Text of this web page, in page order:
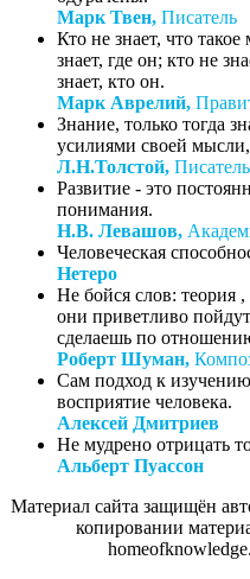
Марк Твен, Писатель
Кто не знает, что
знает, где он; кто не
знает, кто он.
Марк Аврелий,
Знание, только тогда
усилиями своей
Л.Н.Толстой, Писатель
Развитие - это
понимания.
Н.В. Левашов,
Человеческая
Нетеро
Не бойся слов: теория
они приветливо
сделаешь по
Роберт Шуман,
Сам подход к
восприятие человека.
Алексей Дмитриев
Не мудрено отрицать
Альберт Пуассон
Материал сайта защищён
копировании